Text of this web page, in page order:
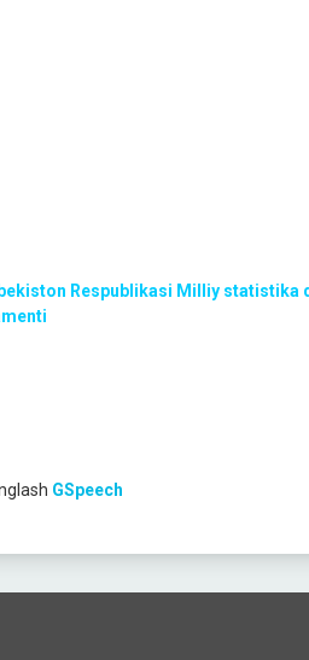
Respublikasi Milliy
GSpeech